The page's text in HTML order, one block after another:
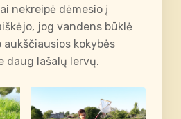
nekreipė dėmesio į
jog vandens būklė
aukščiausios kokybės
daug lašalų lervų.